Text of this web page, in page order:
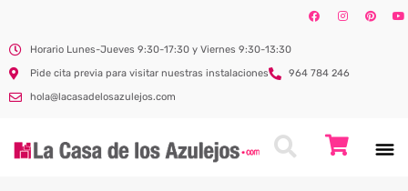
Horario Lunes-Jueves 9:30-17:30 y Viernes 9:30-13:30
Pide cita previa para visitar nuestras instalaciones
964 784 246
hola@lacasadelosazulejos.com